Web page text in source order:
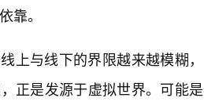
靠。
上与线下的界限越来越模糊，
正是发源于虚拟世界。可能是